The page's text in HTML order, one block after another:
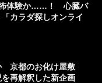
怖体験か……！ 心臓バ
カラダ探しオンライ
京都のお化け屋敷
を再解釈した新企画